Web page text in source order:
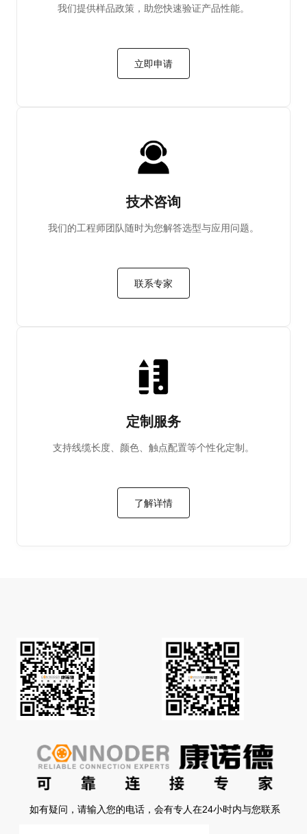
我们提供样品政策，助您快速验证产品性能。
立即申请
技术咨询
我们的工程师团队随时为您解答选型与应用问题。
联系专家
定制服务
支持线缆长度、颜色、触点配置等个性化定制。
了解详情
如有疑问，请输入您的电话，会有专人在24小时内与您联系